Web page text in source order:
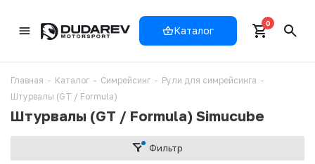
Каталог
0
Главная - Каталог - Симрейсинг - Рули для симрейсинга -
Штурвалы (GT / Formula)
Штурвалы (GT / Formula) Simucube
Фильтр